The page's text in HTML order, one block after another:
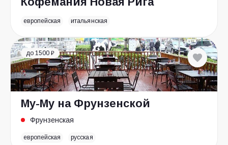
европейская итальянская
до 1500 ₽
Му-Му на Фрунзенской
Фрунзенская
европейская русская